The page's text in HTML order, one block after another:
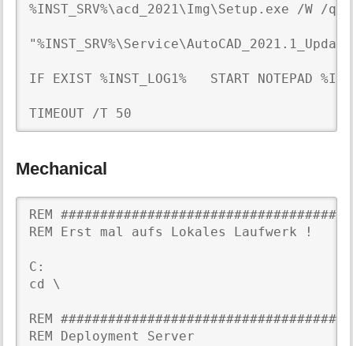
%INST_SRV%\acd_2021\Img\Setup.exe /W /
IF EXIST %INST_LOG1%   START NOTEPAD
Mechanical
REM
REM Erst mal aufs Lokales Laufwerk !
C:
cd \
REM
REM Deployment Server